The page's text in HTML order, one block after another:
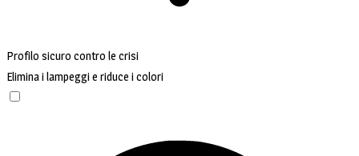
Profilo sicuro contro le crisi
Elimina i lampeggi e riduce i colori